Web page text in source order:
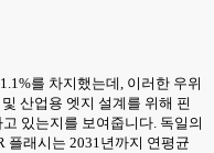
를 차지했는데, 이러한 우위
산업용 엣지 설계를 위해 핀
있는지를 보여줍니다. 독일의
플래시는 2031년까지 연평균